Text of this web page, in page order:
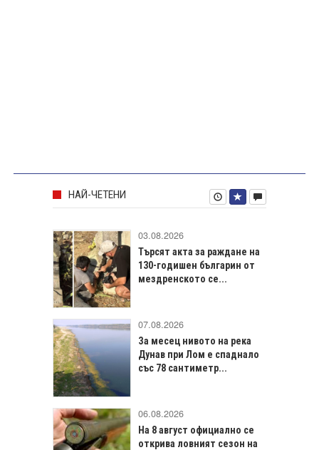
НАЙ-ЧЕТЕНИ
03.08.2026
Търсят акта за раждане на
130-годишен българин от
мездренското се...
07.08.2026
За месец нивото на река
Дунав при Лом е спаднало
със 78 сантиметр...
06.08.2026
На 8 август официално се
открива ловният сезон на